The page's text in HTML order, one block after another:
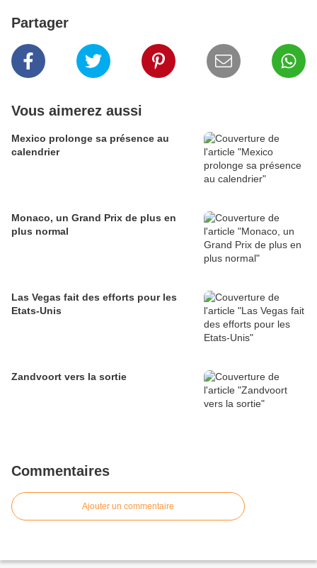
Partager
Vous aimerez aussi
Mexico prolonge sa présence au
calendrier
Monaco, un Grand Prix de plus en
plus normal
Las Vegas fait des efforts pour les
Etats-Unis
Zandvoort vers la sortie
Commentaires
Ajouter un commentaire